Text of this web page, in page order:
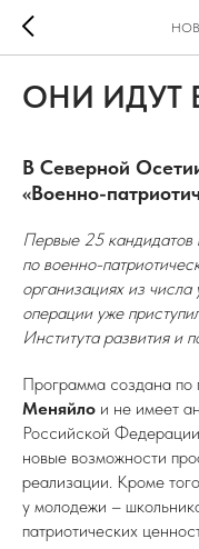
ОНИ ИДУТ
В Северной
«Военно-
Первые 25 кандидатов
по военно-
организациях из
операции уже
Института развития и
Программа создана по
Меняйло и не имеет
Российской
новые возможности
реализации. Кроме
у молодежи –
патриотических